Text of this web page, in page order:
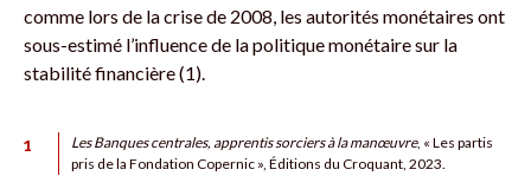
comme lors de la crise de 2008, les autorités monétaires ont
sous-estimé l’influence de la politique monétaire sur la
stabilité financière (1).
1 Les Banques centrales, apprentis sorciers à la manœuvre, « Les partis
pris de la Fondation Copernic », Éditions du Croquant, 2023.